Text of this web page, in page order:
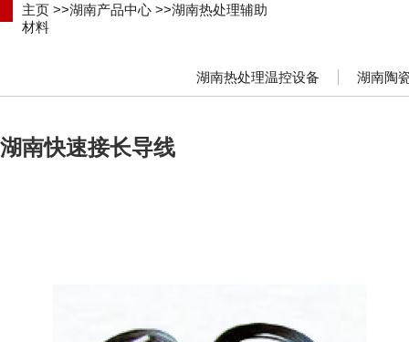
主页 >>湖南产品中心 >>湖南热处理辅助
材料
湖南热处理温控设备 湖南陶
湖南快速接长导线